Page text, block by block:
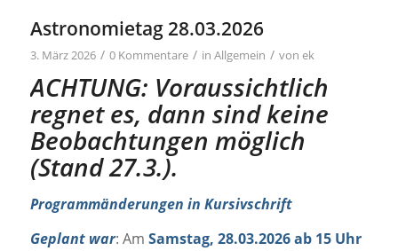
Astronomietag 28.03.2026
3. März 2026 / 0 Kommentare / in Allgemein / von ek
ACHTUNG: Voraussichtlich
regnet es, dann sind keine
Beobachtungen möglich
(Stand 27.3.).
Programmänderungen in Kursivschrift
Geplant war: Am Samstag, 28.03.2026 ab 15 Uhr